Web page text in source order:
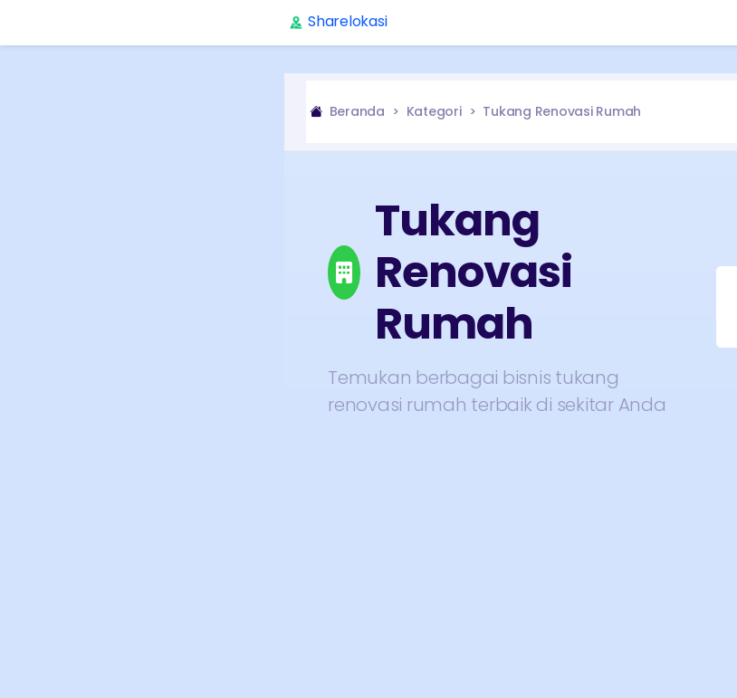
Sharelokasi
Beranda Kategori Tukang Renovasi Rumah
Tukang
Renovasi
Rumah
Temukan berbagai bisnis tukang
renovasi rumah terbaik di sekitar Anda